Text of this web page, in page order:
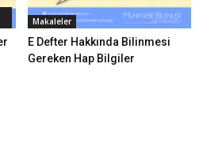
Makaleler
E Defter Hakkında Bilinmesi
Gereken Hap Bilgiler